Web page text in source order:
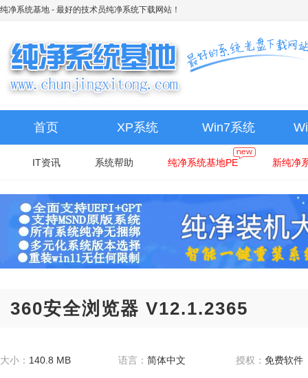
纯净系统基地 - 最好的技术员纯净系统下载网站！
首页 XP系统 Win7系统
IT资讯 系统帮助 纯净系统基地PE 新纯净
360安全浏览器 V12.1.2365
大小： 140.8 MB 语言： 简体中文 授权：免费软件